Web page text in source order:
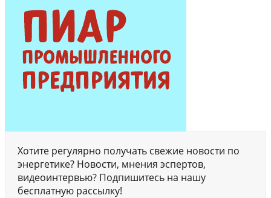
Хотите регулярно получать свежие новости по
энергетике? Новости, мнения эспертов,
видеоинтервью? Подпишитесь на нашу
бесплатную рассылку!